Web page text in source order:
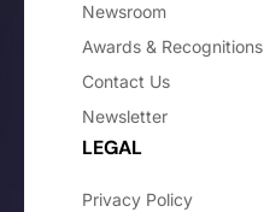
Newsroom
Awards & Recognitions
Contact Us
Newsletter
LEGAL
Privacy Policy